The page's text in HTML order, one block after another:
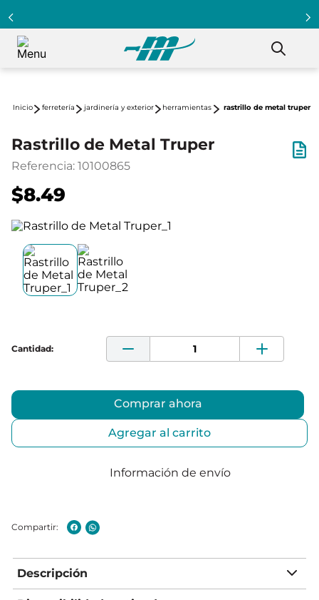
ferretería jardinería y exterior herramientas rastrillo de metal truper
Rastrillo de Metal Truper
Referencia: 10100865
$8.49
Comprar ahora
Agregar al carrito
Información de envío
Descripción